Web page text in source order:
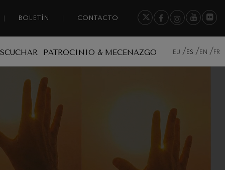
BOLETÍN CONTACTO
PATROCINIO & MECENAZGO EU ES EN FR